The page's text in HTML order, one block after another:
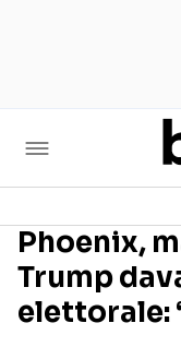
Phoenix,
Trump
elettorale: